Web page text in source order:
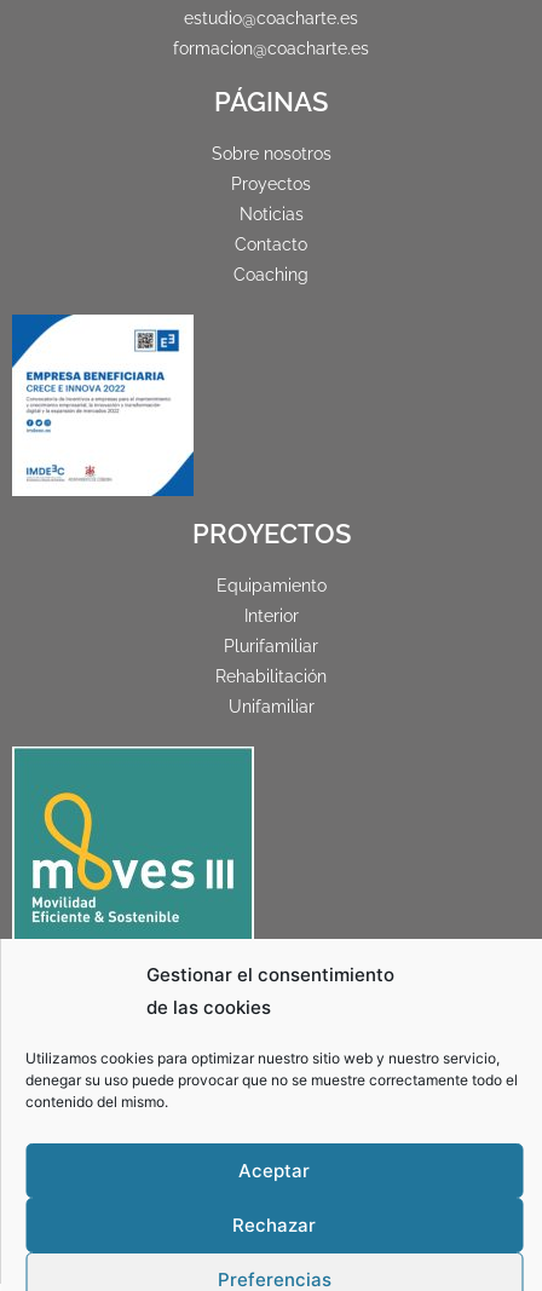
Gestionar el consentimiento
de las cookies
Utilizamos cookies para optimizar nuestro sitio web y nuestro servicio,
denegar su uso puede provocar que no se muestre correctamente todo el
contenido del mismo.
Aceptar
Rechazar
Preferencias
PROYECTOS
Equipamiento
Interior
Plurifamiliar
Rehabilitación
Unifamiliar
«COACHARTE – FRANCISCO JOSÉ CANOVACA SEGURA ha recibido una ayuda de la Unión
Transformación y Resiliencia, para “Actuacion 1.- Adquisición de vehículos de energías
alternativas” dentro del Programa de incentivos a la movilidad eficiente y sostenible (Programa
MOVES III ANDALUCÍA) del Ministerio para la Transición Ecológica y el Reto Demográfico,
gestionado por la Junta de Andalucía, a través de la Agencia Andaluza de la Energía.”
estudio@coacharte.es
formacion@coacharte.es
PÁGINAS
Sobre nosotros
Proyectos
Noticias
Contacto
Coaching
2021 | Diseño web por